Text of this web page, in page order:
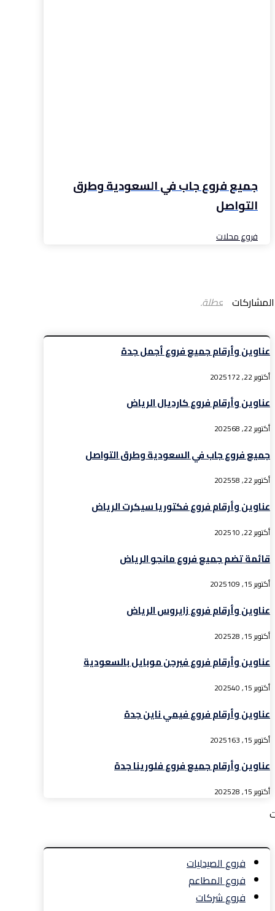
جميع فروع جاب في السعودية وطرق
التواصل
فروع محلات
التعليقات معطلة.
عناوين وأرقام جميع فروع أجمل جدة
أكتوبر 22, 2025 172
عناوين وأرقام فروع كارديال الرياض
أكتوبر 22, 2025 68
جميع فروع جاب في السعودية وطرق التواصل
أكتوبر 22, 2025 58
عناوين وأرقام فروع فكتوريا سيكرت الرياض
أكتوبر 22, 2025 10
قائمة تضم جميع فروع مانجو الرياض
أكتوبر 15, 2025 109
عناوين وأرقام فروع زايروس الرياض
أكتوبر 15, 2025 28
عناوين وأرقام فروع فيرجن موبايل بالسعودية
أكتوبر 15, 2025 40
عناوين وأرقام فروع فيمي ناين جدة
أكتوبر 15, 2025 163
عناوين وأرقام جميع فروع فلورينا جدة
أكتوبر 15, 2025 28
فروع الصيدليات
فروع المطاعم
فروع شركات